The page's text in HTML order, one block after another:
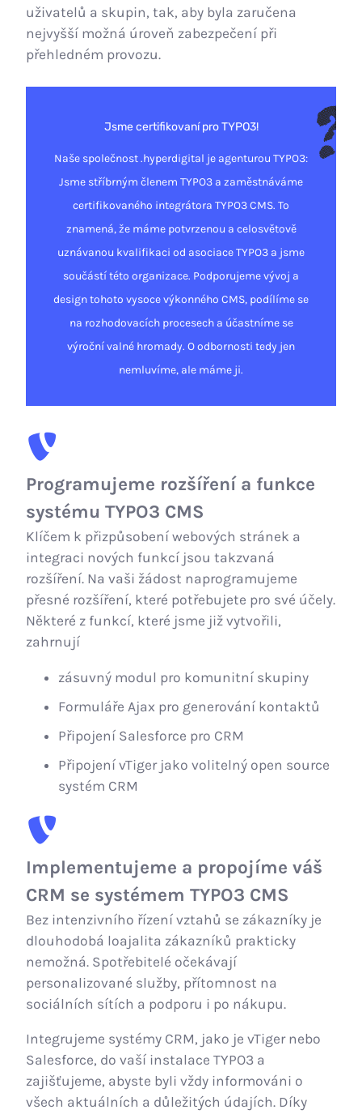
uživatelů a skupin, tak, aby byla zaručena
nejvyšší možná úroveň zabezpečení při
přehledném provozu.
Jsme certifikovaní pro TYPO3!
Naše společnost .hyperdigital je agenturou TYPO3:
Jsme stříbrným členem TYPO3 a zaměstnáváme
certifikovaného integrátora TYPO3 CMS. To
znamená, že máme potvrzenou a celosvětově
uznávanou kvalifikaci od asociace TYPO3 a jsme
součástí této organizace. Podporujeme vývoj a
design tohoto vysoce výkonného CMS, podílíme se
na rozhodovacích procesech a účastníme se
výroční valné hromady. O odbornosti tedy jen
nemluvíme, ale máme ji.
Programujeme rozšíření a funkce
systému TYPO3 CMS
Klíčem k přizpůsobení webových stránek a
integraci nových funkcí jsou takzvaná
rozšíření. Na vaši žádost naprogramujeme
přesné rozšíření, které potřebujete pro své účely.
Některé z funkcí, které jsme již vytvořili,
zahrnují
zásuvný modul pro komunitní skupiny
Formuláře Ajax pro generování kontaktů
Připojení Salesforce pro CRM
Připojení vTiger jako volitelný open source
systém CRM
Implementujeme a propojíme váš
CRM se systémem TYPO3 CMS
Bez intenzivního řízení vztahů se zákazníky je
dlouhodobá loajalita zákazníků prakticky
nemožná. Spotřebitelé očekávají
personalizované služby, přítomnost na
sociálních sítích a podporu i po nákupu.
Integrujeme systémy CRM, jako je vTiger nebo
Salesforce, do vaší instalace TYPO3 a
zajišťujeme, abyste byli vždy informováni o
všech aktuálních a důležitých údajích. Díky